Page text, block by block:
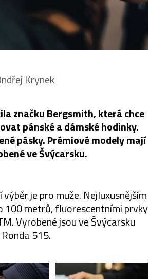
Krynek
značku Bergsmith, která chce
pánské a dámské hodinky.
pásky. Prémiové modely mají
ve Švýcarsku.
je pro muže. Nejluxusnějším
100 metrů, fluorescentními prvky
Vyrobené jsou ve Švýcarsku
515.